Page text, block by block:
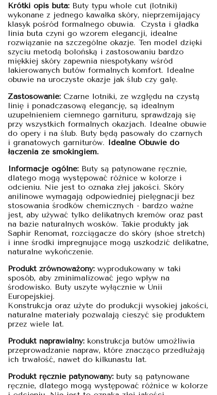
Krótki opis buta: Buty typu whole cut (lotniki)
wykonane z jednego kawałka skóry, nieprzemijający
klasyk pośród formalnego obuwia. Czysta i gładka
linia buta czyni go wzorem elegancji, idealne
rozwiązanie na szczególne okazje. Ten model dzięki
szyciu metodą bolońską i zastosowaniu bardzo
miękkiej skóry zapewnia niespotykany wśród
lakierowanych butów formalnych komfort. Idealne
obuwie na uroczyste okazje jak ślub czy galę.
Zastosowanie: Czarne lotniki, ze względu na czystą
linię i ponadczasową elegancję, są idealnym
uzupełnieniem ciemnego garnituru, sprawdzają się
przy wszystkich formalnych okazjach. Idealne obuwie
do opery i na ślub. Buty będą pasowały do czarnych
i granatowych garniturów. Idealne Obuwie do
łączenia ze smokingiem.
Informacje ogólne:Buty są patynowane ręcznie,
dlatego mogą występować różnice w kolorze i
odcieniu. Nie jest to oznaka złej jakości. Skóry
anilinowe wymagają odpowiedniej pielęgnacji bez
stosowania środków chemicznych - bardzo ważne
jest, aby używać tylko delikatnych kremów oraz past
na bazie naturalnych wosków. Takie produkty jak
Saphir Renomat, rozciągacze do skóry (shoe stretch)
i inne środki impregnujące mogą uszkodzić delikatne,
naturalne wykończenie.
Produkt zrównoważony:wyprodukowany w taki
sposób, aby zminimalizować jego wpływ na
środowisko. Buty uszyte wyłącznie w Unii
Europejskiej.
Konstrukcja oraz użyte do produkcji wysokiej jakości,
naturalne materiały pozwalają cieszyć się produktem
przez wiele lat.
Produkt naprawialny:konstrukcja butów umożliwia
przeprowadzanie napraw, które znacząco przedłużają
ich trwałość, nawet do kilkunastu lat.
Produkt ręcznie patynowany: buty są patynowane
ręcznie, dlatego mogą występować różnice w kolorze